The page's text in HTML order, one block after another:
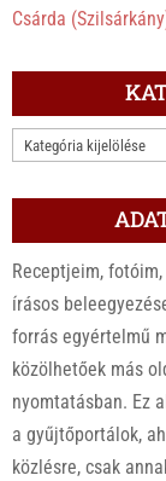
Csárda
KATEGÓRIÁK
Receptjeim,
írásos
forrás egyértelmű
közölhetőek más
nyomtatásban. Ez
a gyűjtőportálok,
közlésre, csak